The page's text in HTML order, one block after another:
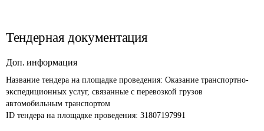
Тендерная документация
Доп. информация
Название тендера на площадке проведения: Оказание транспортно-
экспедиционных услуг, связанные с перевозкой грузов
автомобильным транспортом
ID тендера на площадке проведения: 31807197991